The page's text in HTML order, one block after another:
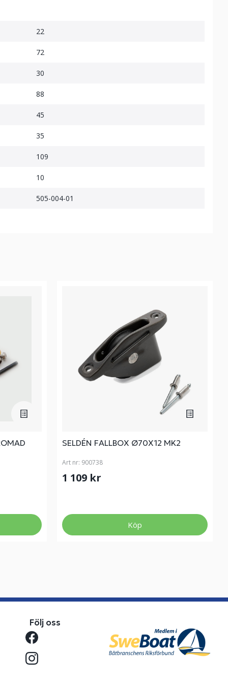
22
72
30
88
45
35
109
10
505-004-01
SELDÉN FALLBOX Ø70X12 MK2
Art nr: 900738
1 109 kr
Köp
Följ oss